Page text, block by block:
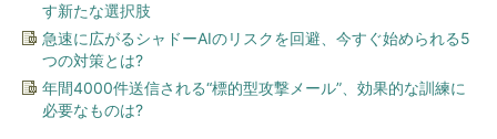
す新たな選択肢
急速に広がるシャドーAIのリスクを回避、今すぐ始められる5
つの対策とは?
年間4000件送信される“標的型攻撃メール”、効果的な訓練に
必要なものは?